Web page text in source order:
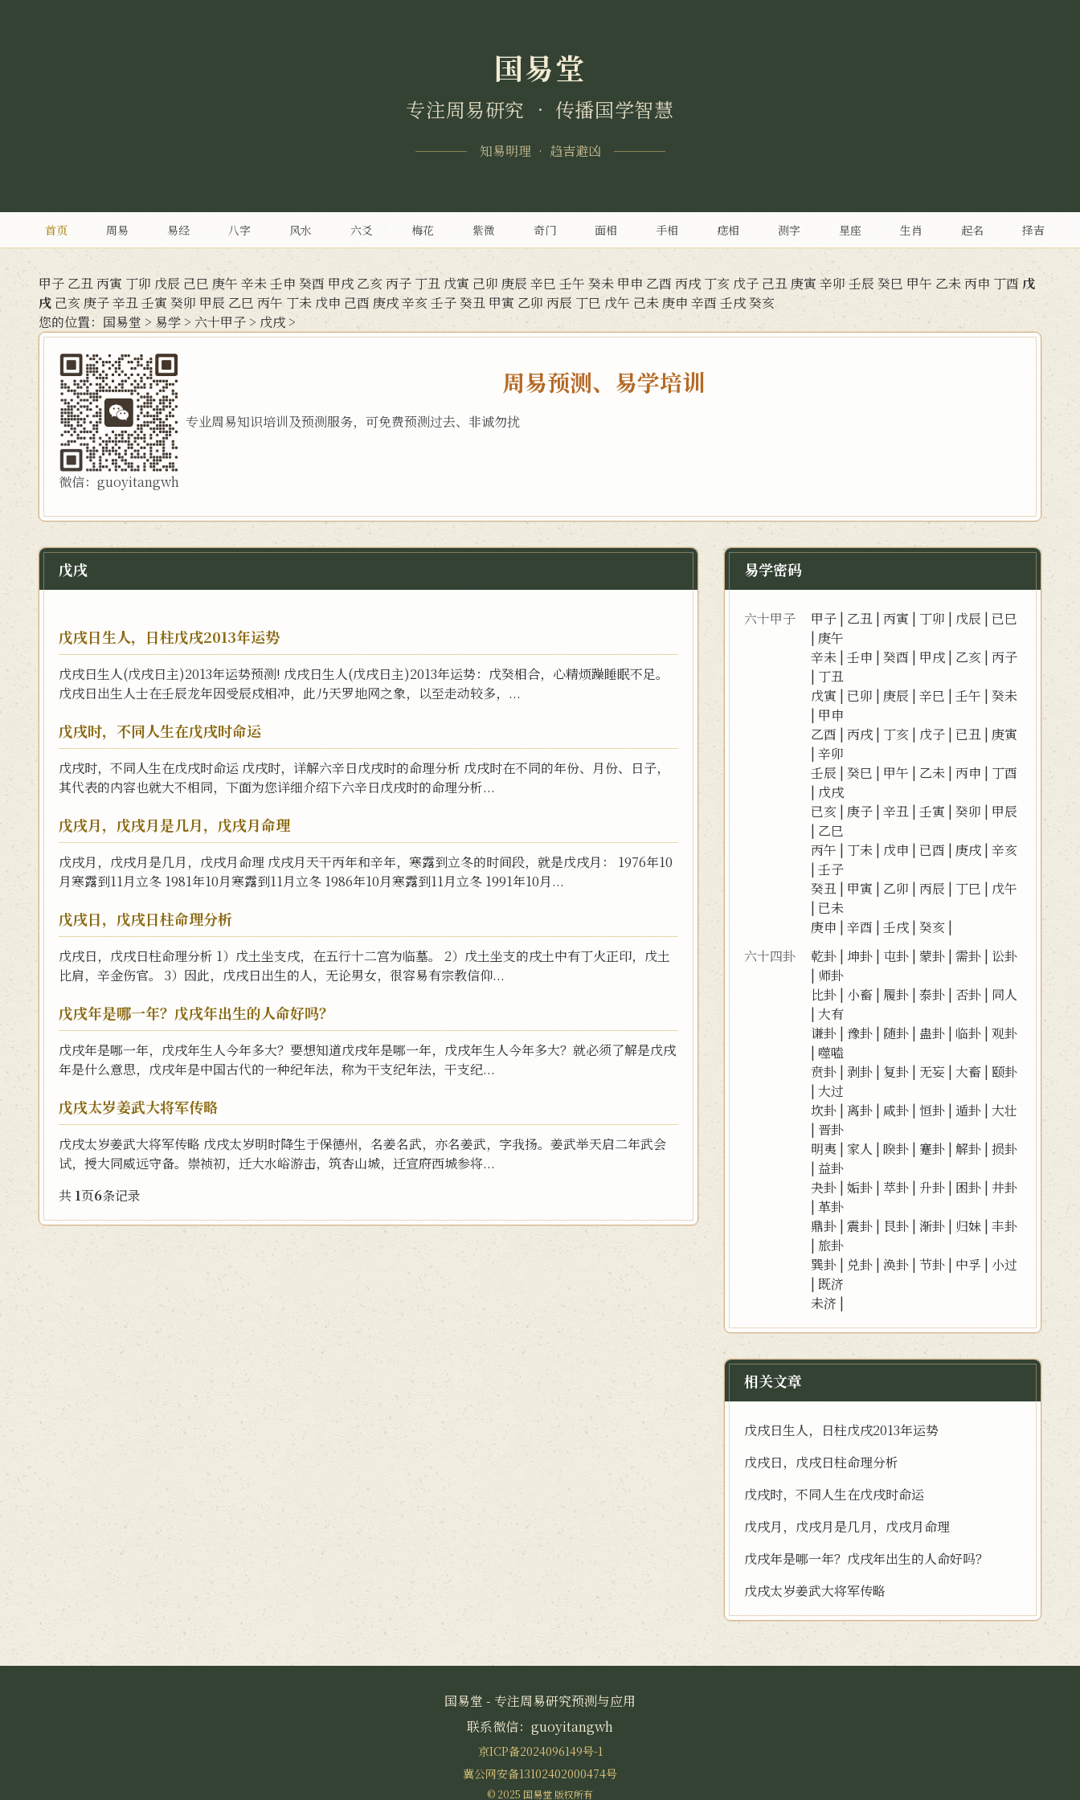
国易堂
专注周易研究 • 传播国学智慧
知易明理 • 趋吉避凶
首页 周易 易经 八字 风水 六爻 梅花 紫微 奇门 面相 手相 痣相 测字 星座 生肖 起名 择吉
甲子 乙丑丙寅 丁卯 戊辰 己巳 庚午 辛未壬申 癸酉 甲戌 乙亥丙子 丁丑 戊寅 己卯 庚辰 辛巳 壬午 癸未甲申 乙酉 丙戌 丁亥 戊子 己丑 庚寅 辛卯 壬辰 癸巳 甲午 乙未丙申 丁酉 戊
戌 己亥 庚子辛丑壬寅 癸卯 甲辰 乙巳 丙午 丁未 戊申 己酉 庚戌辛亥壬子癸丑 甲寅 乙卯 丙辰 丁巳 戊午 己未 庚申 辛酉 壬戌癸亥
您的位置： 国易堂 > 易学 > 六十甲子 > 戊戌 >
微信：guoyitangwh
周易预测、易学培训
专业周易知识培训及预测服务，可免费预测过去、非诚勿扰
戊戌
戊戌日生人，日柱戊戌2013年运势
戊戌日生人(戊戌日主)2013年运势预测! 戊戌日生人(戊戌日主)2013年运势：戊癸相合，心精烦躁睡眠不足。
戊戌日出生人士在壬辰龙年因受辰戍相冲，此乃天罗地网之象，以至走动较多，...
戊戌时，不同人生在戊戌时命运
戊戌时，不同人生在戊戌时命运 戊戌时，详解六辛日戊戌时的命理分析 戊戌时在不同的年份、月份、日子，
其代表的内容也就大不相同，下面为您详细介绍下六辛日戊戌时的命理分析...
戊戌月，戊戌月是几月，戊戌月命理
戊戌月，戊戌月是几月，戊戌月命理 戊戌月天干丙年和辛年，寒露到立冬的时间段，就是戊戌月： 1976年10
月寒露到11月立冬 1981年10月寒露到11月立冬 1986年10月寒露到11月立冬 1991年10月...
戊戌日，戊戌日柱命理分析
戊戌日，戊戌日柱命理分析 1）戊土坐支戌，在五行十二宫为临墓。 2）戊土坐支的戌土中有丁火正印，戊土
比肩，辛金伤官。 3）因此，戊戌日出生的人，无论男女，很容易有宗教信仰...
戊戌年是哪一年？戊戌年出生的人命好吗？
戊戌年是哪一年，戊戌年生人今年多大？要想知道戊戌年是哪一年，戊戌年生人今年多大？就必须了解是戊戌
年是什么意思，戊戌年是中国古代的一种纪年法，称为干支纪年法，干支纪...
戊戌太岁姜武大将军传略
戊戌太岁姜武大将军传略 戊戌太岁明时降生于保德州，名姜名武，亦名姜武，字我扬。姜武举天启二年武会
试，授大同威远守备。崇祯初，迁大水峪游击，筑杏山城，迁宣府西城参将...
共 1页6条记录
易学密码
六十甲子 甲子 | 乙丑 |丙寅 | 丁卯 | 戊辰 | 已巳
| 庚午
辛未 |壬申 |癸酉 | 甲戌 | 乙亥 |丙子
| 丁丑
戊寅 | 已卯 | 庚辰 |辛巳 |壬午 |癸未
| 甲申
乙酉 |丙戌 | 丁亥 | 戊子 | 已丑 | 庚寅
|辛卯
壬辰 |癸巳 | 甲午 | 乙未 |丙申 | 丁酉
| 戊戌
已亥 | 庚子 |辛丑 |壬寅 |癸卯 | 甲辰
| 乙巳
丙午 | 丁未 | 戊申 | 已酉 | 庚戌 |辛亥
|壬子
癸丑 | 甲寅 | 乙卯 |丙辰 | 丁巳 | 戊午
| 已未
庚申 |辛酉 |壬戌 |癸亥 |
六十四卦
乾卦 | 坤卦 | 屯卦 |蒙卦 |需卦 | 讼卦
| 师卦
比卦 | 小畜 | 履卦 |泰卦 | 否卦 | 同人
|大有
谦卦 |豫卦 | 随卦 | 蛊卦 | 临卦 |观卦
| 噬嗑
贲卦 | 剥卦 | 复卦 | 无妄 |大畜 | 颐卦
|大过
坎卦 |离卦 | 咸卦 |恒卦 |遁卦 |大壮
| 晋卦
明夷 |家人 |睽卦 | 蹇卦 |解卦 |损卦
| 益卦
夬卦 |姤卦 | 萃卦 |升卦 | 困卦 |井卦
|革卦
鼎卦 |震卦 | 艮卦 |渐卦 | 归妹 |丰卦
| 旅卦
巽卦 | 兑卦 |涣卦 |节卦 | 中孚 | 小过
| 既济
未济 |
相关文章
戊戌日生人，日柱戊戌2013年运势
戊戌日，戊戌日柱命理分析
戊戌时，不同人生在戊戌时命运
戊戌月，戊戌月是几月，戊戌月命理
戊戌年是哪一年？戊戌年出生的人命好吗？
戊戌太岁姜武大将军传略
国易堂 - 专注周易研究预测与应用
联系微信：guoyitangwh
京ICP备2024096149号-1
冀公网安备13102402000474号
© 2025 国易堂 版权所有